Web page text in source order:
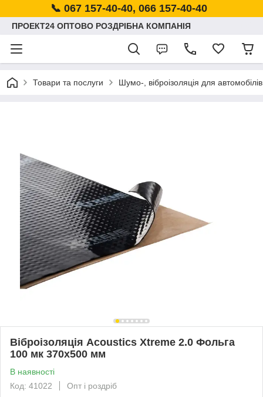
📞 067 157-40-40, 066 157-40-40
ПРОЕКТ24 ОПТОВО РОЗДРІБНА КОМПАНІЯ
Товари та послуги Шумо-, віброізоляція для автомобілів
Віброізоляція Acoustics Xtreme 2.0 Фольга
100 мк 370x500 мм
В наявності
Код: 41022
Опт і роздріб